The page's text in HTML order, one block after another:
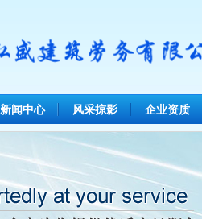
新闻中心 风采掠影 企业资质